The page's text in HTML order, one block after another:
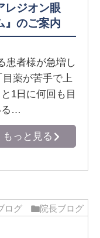
レジオン眼
』のご案内
患者様が急増し
薬が苦手で上
1日に何回も目
る…
もっと見る
ログ 院長ブログ